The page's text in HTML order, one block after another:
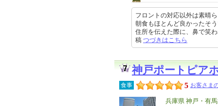
フロントの対応以外は素晴
朝食もほとんど良かったそ
住所を伝えた際に、鼻で笑
稿 つづきはこちら
神戸ポートピア
食事 5 お客さま
エ
兵庫県 神戸・有